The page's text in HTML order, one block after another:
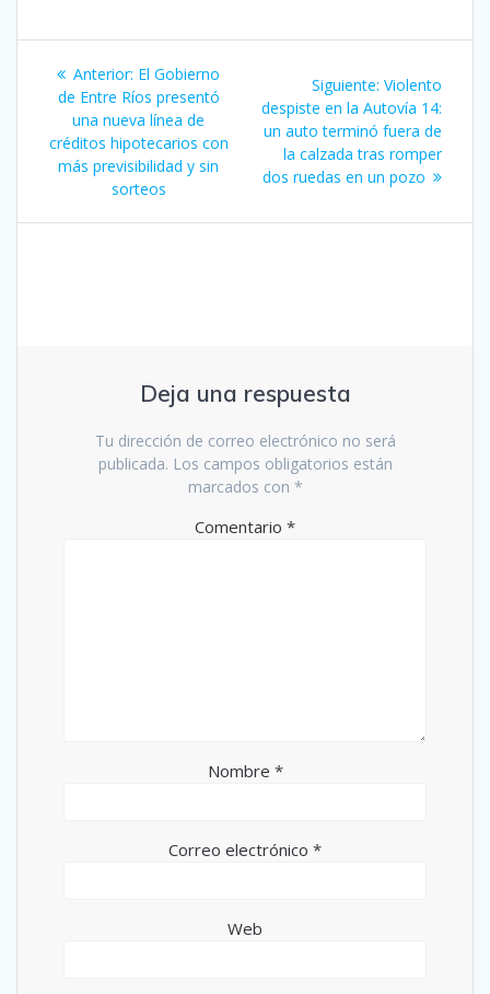
Navegación
de
entradas
Anterior: Entrada
anterior:
El Gobierno
de Entre Ríos presentó
una nueva línea de
créditos hipotecarios con
más previsibilidad y sin
sorteos
Siguiente: Siguiente
entrada:
Violento
despiste en la Autovía 14:
un auto terminó fuera de
la calzada tras romper
dos ruedas en un pozo
Deja una respuesta
Tu dirección de correo electrónico no será
publicada. Los campos obligatorios están
marcados con *
Comentario *
Nombre *
Correo electrónico *
Web